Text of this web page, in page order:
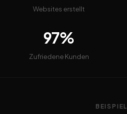
Websites erstellt
97%
Zufriedene Kunden
BEISPIEL